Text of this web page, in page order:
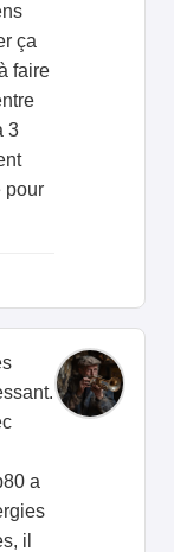
ça
faire
3
pour
a
il